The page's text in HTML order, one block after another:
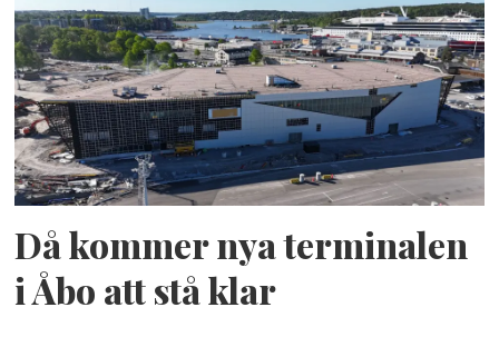
Då kommer nya terminalen
i Åbo att stå klar